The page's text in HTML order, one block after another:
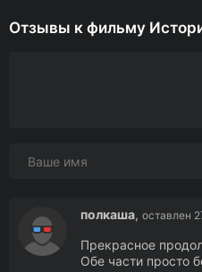
Отзывы к фильму
полкаша, оставлен
Прекрасное
Обе части просто